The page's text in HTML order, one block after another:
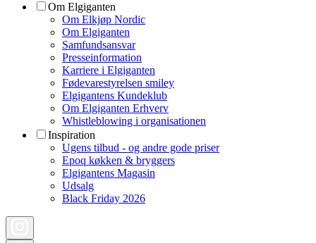
Om Elgiganten
Om Elkjøp Nordic
Om Elgiganten
Samfundsansvar
Presseinformation
Karriere i Elgiganten
Fødevarestyrelsen smiley
Elgigantens Kundeklub
Om Elgiganten Erhverv
Whistleblowing i organisationen
Inspiration
Ugens tilbud - og andre gode priser
Epoq køkken & bryggers
Elgigantens Magasin
Udsalg
Black Friday 2026